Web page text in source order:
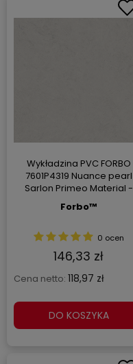
Wykładzina PVC FORBO
7601P4319 Nuance pearl
Sarlon Primeo Material -
Forbo™
0 ocen
146,33 zł
Cena netto: 118,97 zł
DO KOSZYKA